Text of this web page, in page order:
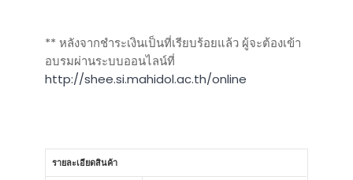
** หลังจากชำระเงินเป็นที่เรียบร้อยแล้ว ผู้จะต้องเข้า
อบรมผ่านระบบออนไลน์ที่
http://shee.si.mahidol.ac.th/online
รายละเอียดสินค้า